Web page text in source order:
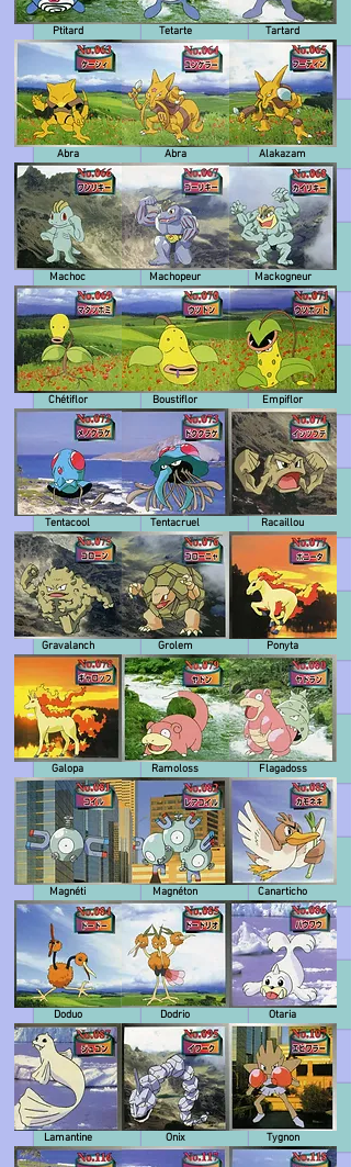
Ptitard
Abra
Machoc
Chétiflor
Tentacool
Gravalanch
Galopa
Magnéti
Doduo
Lamantine
Tetarte
Abra
Machopeur
Boustiflor
Tentacruel
Grolem
Ramoloss
Magnéton
Dodrio
Onix
Tartard
Alakazam
Mackogneur
Empiflor
Racaillou
Ponyta
Flagadoss
Canarticho
Otaria
Tygnon